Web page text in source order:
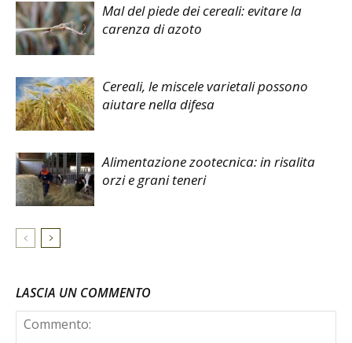
Mal del piede dei cereali: evitare la
carenza di azoto
Cereali, le miscele varietali possono
aiutare nella difesa
Alimentazione zootecnica: in risalita
orzi e grani teneri
LASCIA UN COMMENTO